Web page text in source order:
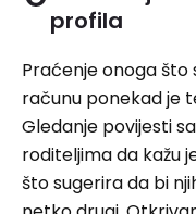
profila
Praćenje onoga što
računu ponekad je
Gledanje povijesti
roditeljima da kažu
što sugerira da bi